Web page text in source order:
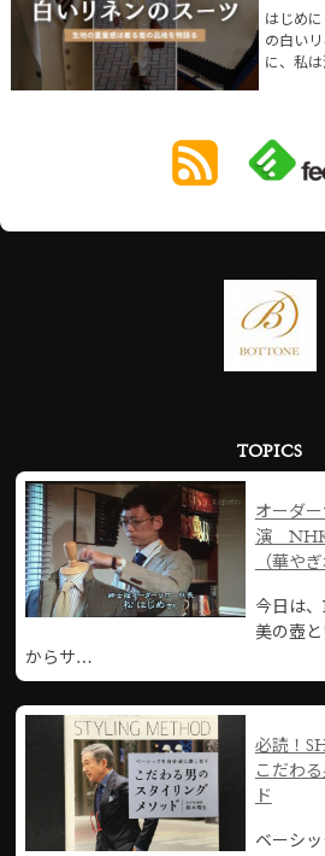
はじめ
の白い
に、私は
TOPICS
オーダ
演 NHK
（華や
今日は
美の壺
からサ…
必読！
こだわ
ド
ベーシ